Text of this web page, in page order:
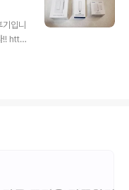
정을
아카라
어본
입니
!! http
말고
있
했습
위치
세